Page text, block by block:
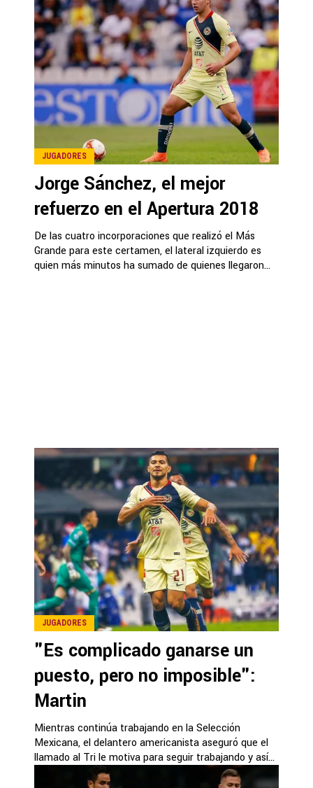
JUGADORES
Jorge Sánchez, el mejor
refuerzo en el Apertura 2018
De las cuatro incorporaciones que realizó el Más
Grande para este certamen, el lateral izquierdo es
quien más minutos ha sumado de quienes llegaron...
JUGADORES
"Es complicado ganarse un
puesto, pero no imposible":
Martin
Mientras continúa trabajando en la Selección
Mexicana, el delantero americanista aseguró que el
llamado al Tri le motiva para seguir trabajando y así...